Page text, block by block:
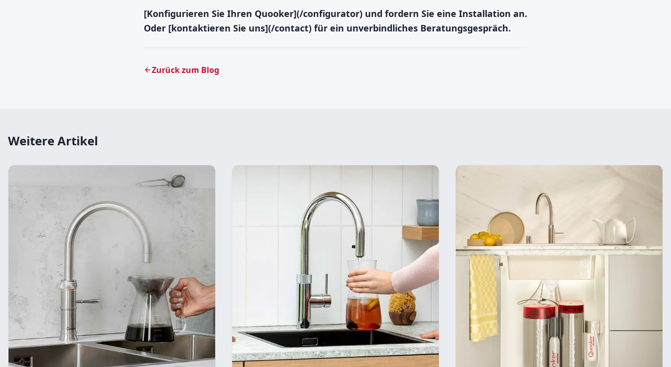
[Konfigurieren Sie Ihren Quooker](/configurator) und fordern Sie eine Installation an.
Oder [kontaktieren Sie uns](/contact) für ein unverbindliches Beratungsgespräch.
Zurück zum Blog
Weitere Artikel